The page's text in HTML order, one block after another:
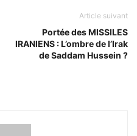
Article suivant
Portée des MISSILES
IRANIENS : L’ombre de l’Irak
de Saddam Hussein ?